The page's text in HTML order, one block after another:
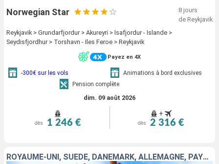
Norwegian Star
8 jours
de Reykjavik
Reykjavik > Grundarfjordur > Akureyri > Isafjordur - Islande >
Seydisfjordhur > Torshavn - Iles Feroe > Reykjavik
Payez en 4X
-300€ sur les vols
Animations à bord exclusives
Pension complète
dim. 09 août 2026
dès 1 246 €
+
dès 2 316 €
ROYAUME-UNI, SUÈDE, DANEMARK, ALLEMAGNE, PAYS-BAS, BELGIQUE, FRANCE